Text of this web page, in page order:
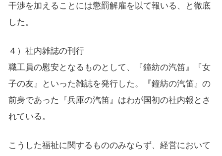
干渉を加えることには懲罰解雇を以て報いる、と徹底
した。
４）社内雑誌の刊行
職工員の慰安となるものとして、『鐘紡の汽笛』『女
子の友』といった雑誌を発行した。『鐘紡の汽笛』の
前身であった『兵庫の汽笛』はわが国初の社内報とさ
れている。
こうした福祉に関するもののみならず、経営において